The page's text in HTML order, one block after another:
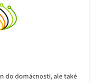
do domácnosti, ale také